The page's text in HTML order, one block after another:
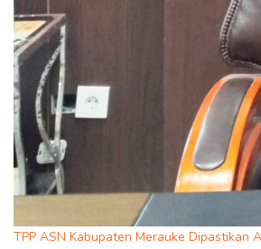
TPP ASN Kabupaten Merauke Dipastikan